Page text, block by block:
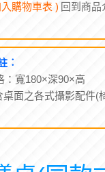
︰
寬180×深90×高
面之各式攝影配件(
桌(同款